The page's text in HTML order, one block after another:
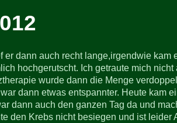
dann auch recht lange,irgendwie kam
hochgerutscht. Ich getraute mich nicht
wurde dann die Menge
dann etwas entspannter. Heute kam
dann auch den ganzen Tag da und
den Krebs nicht besiegen und ist leider